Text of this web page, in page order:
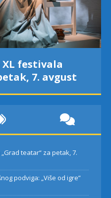
festivala
7. avgust
teatar“ za petak, 7.
podviga: „Više od igre”